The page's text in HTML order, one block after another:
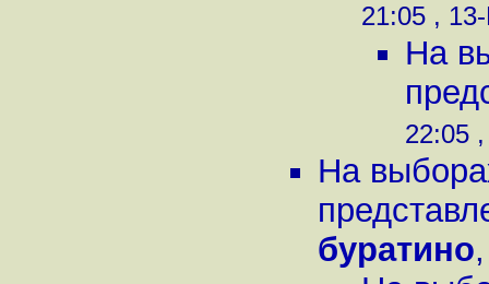
21:05 ,
На
22:05
На
буратино